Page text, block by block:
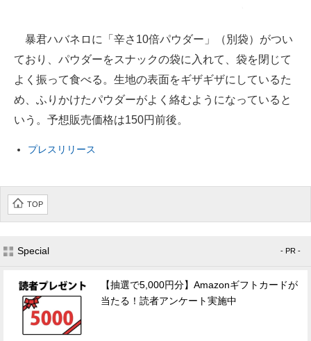
ITエンジニア向け専門サイト
IT製品の技術・比較・事例
電子設計の基本と応用
エネルギーの専門メディア
建設×テクノロジーの最前線
ちょっと気になるネットの話題
暴君ハバネロに「辛さ10倍パウダー」（別袋）がつい
ており、パウダーをスナックの袋に入れて、袋を閉じて
よく振って食べる。生地の表面をギザギザにしているた
め、ふりかけたパウダーがよく絡むようになっていると
いう。予想販売価格は150円前後。
プレスリリース
TOP
Special - PR -
【抽選で5,000円分】Amazonギフトカードが
当たる！読者アンケート実施中